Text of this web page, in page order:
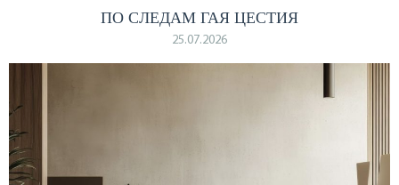
ПО СЛЕДАМ ГАЯ ЦЕСТИЯ
25.07.2026